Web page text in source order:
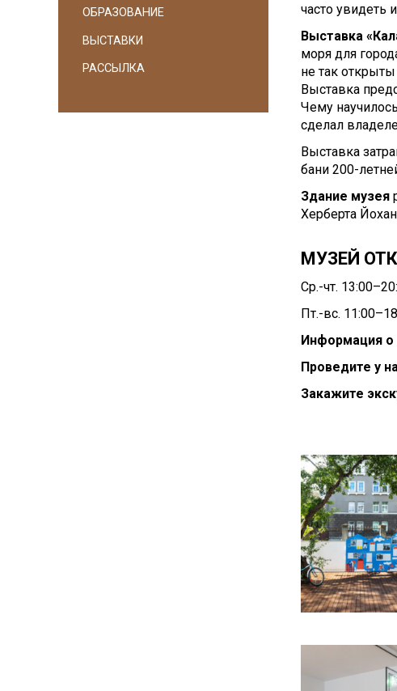
ОБРАЗОВАНИЕ
ВЫСТАВКИ
РАССЫЛКА
часто увидеть
Выставка
моря для
не так
Выставка
Чему
сделал
Выставка
бани 200-
Здание музея
Херберта
МУЗЕЙ
Ср.-чт.
Пт.-вс.
Информация о
Проведите у
Закажите